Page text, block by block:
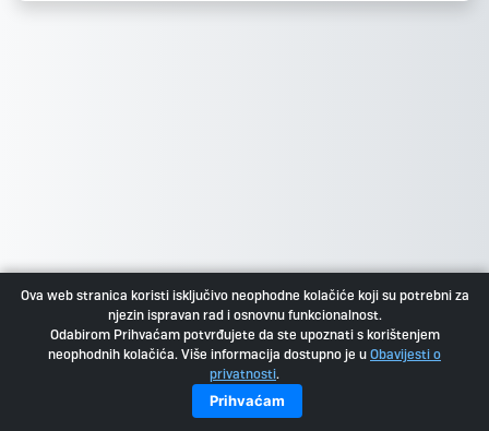
Ova web stranica koristi isključivo neophodne kolačiće koji su potrebni za
njezin ispravan rad i osnovnu funkcionalnost.
Odabirom Prihvaćam potvrđujete da ste upoznati s korištenjem
neophodnih kolačića. Više informacija dostupno je uObavijesti o
privatnosti.
Prihvaćam